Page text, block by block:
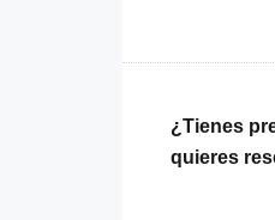
¿Tienes
quieres